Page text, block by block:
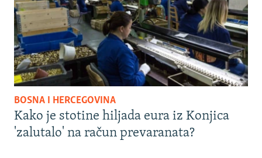
BOSNA I HERCEGOVINA
Kako je stotine hiljada eura iz Konjica
'zalutalo' na račun prevaranata?